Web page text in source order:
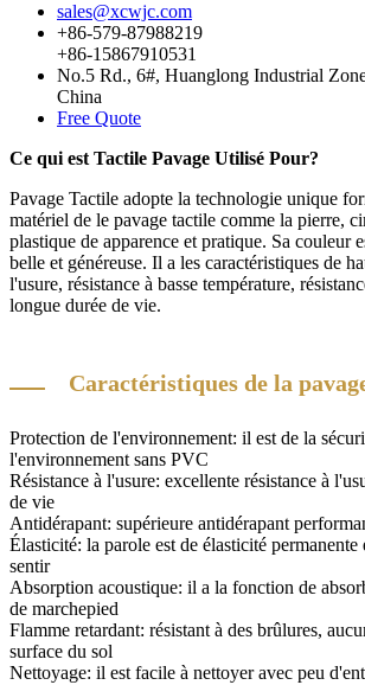
sales@xcwjc.com
+86-579-87988219
+86-15867910531
No.5 Rd., 6#, Huanglong Industrial
China
Free Quote
Ce qui est Tactile Pavage Utilisé Pour?
Pavage Tactile adopte la technologie unique
matériel de le pavage tactile comme la pierre,
plastique de apparence et pratique. Sa couleur
belle et généreuse. Il a les caractéristiques de
l'usure, résistance à basse température,
longue durée de vie.
Caractéristiques de la
Protection de l'environnement: il est de la
l'environnement sans PVC
Résistance à l'usure: excellente résistance à
de vie
Antidérapant: supérieure antidérapant
Élasticité: la parole est de élasticité
sentir
Absorption acoustique: il a la fonction de
de marchepied
Flamme retardant: résistant à des brûlures,
surface du sol
Nettoyage: il est facile à nettoyer avec peu